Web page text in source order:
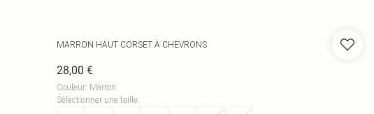
MARRON HAUT CORSET À CHEVRONS
28,00 €
Couleur: Marron
Sélectionner une taille: